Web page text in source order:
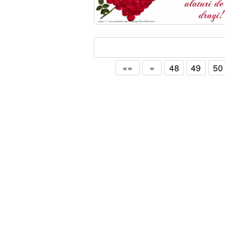
«« « 48 49 50